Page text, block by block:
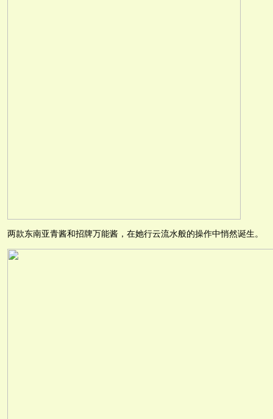
两款东南亚青酱和招牌万能酱，在她行云流水般的操作中悄然诞生。